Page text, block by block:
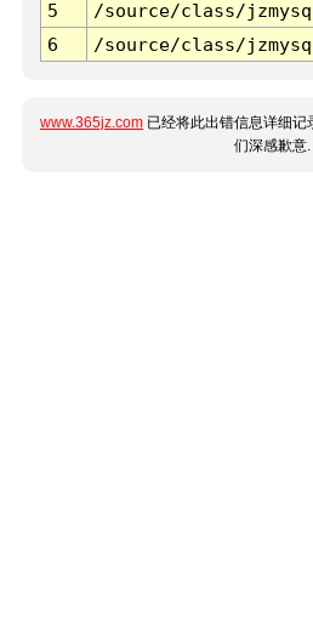
5
/source/class/
6
/source/class/
www.365jz.com 已经将此出错信息详细
们深感歉意.